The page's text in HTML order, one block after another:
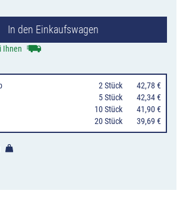
Beginn/Ende
für
eine
Zone,
doppelseitig
In den Einkaufswagen
Ihnen
2 Stück
42,78 €
5 Stück
42,34 €
10 Stück
41,90 €
20 Stück
39,69 €